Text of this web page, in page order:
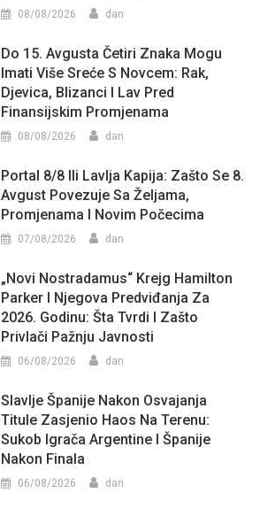
08/08/2026 dan
Do 15. Avgusta Četiri Znaka Mogu
Imati Više Sreće S Novcem: Rak,
Djevica, Blizanci I Lav Pred
Finansijskim Promjenama
08/08/2026 dan
Portal 8/8 Ili Lavlja Kapija: Zašto Se 8.
Avgust Povezuje Sa Željama,
Promjenama I Novim Počecima
07/08/2026 dan
„Novi Nostradamus“ Krejg Hamilton
Parker I Njegova Predviđanja Za
2026. Godinu: Šta Tvrdi I Zašto
Privlači Pažnju Javnosti
06/08/2026 dan
Slavlje Španije Nakon Osvajanja
Titule Zasjenio Haos Na Terenu:
Sukob Igrača Argentine I Španije
Nakon Finala
06/08/2026 dan